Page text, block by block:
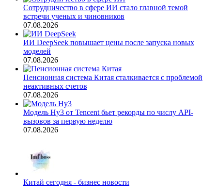
Сотрудничество в сфере ИИ стало главной темой
встречи ученых и чиновников
07.08.2026
ИИ DeepSeek повышает цены после запуска новых
моделей
07.08.2026
Пенсионная система Китая сталкивается с проблемой
неактивных счетов
07.08.2026
Модель Hy3 от Tencent бьет рекорды по числу API-
вызовов за первую неделю
07.08.2026
Китай сегодня - бизнес новости